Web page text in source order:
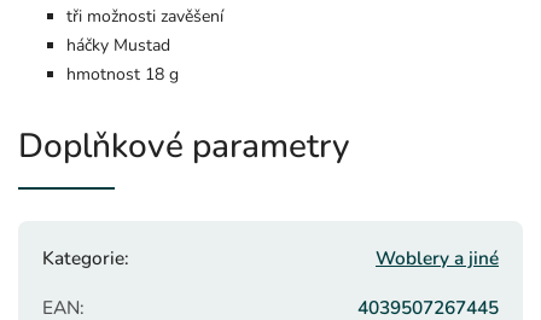
tři možnosti zavěšení
háčky Mustad
hmotnost 18 g
Doplňkové parametry
Kategorie:
Woblery a jiné
EAN: 4039507267445